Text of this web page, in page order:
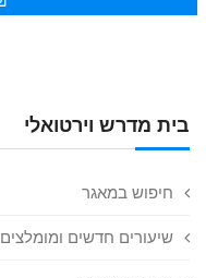
בית מדרש וירטואלי
חיפוש במאגר
שיעורים חדשים ומומלצים